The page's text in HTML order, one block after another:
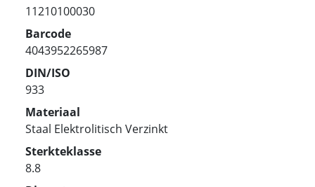
11210100030
Barcode
4043952265987
DIN/ISO
933
Materiaal
Staal Elektrolitisch Verzinkt
Sterkteklasse
8.8